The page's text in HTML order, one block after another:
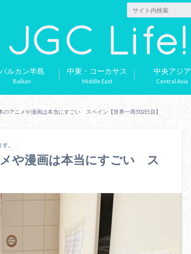
Balkan
バルカン半島
Middle East
中東・コーカサス
Central Asia
中央アジア
アニメや漫画は本当にすごい スペイン【世界一周502日目】
。
や漫画は本当にすごい ス